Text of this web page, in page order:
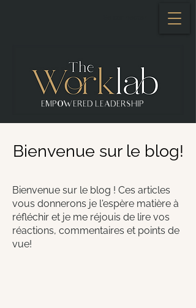
EMPOWERED LEADERSHIP
Bienvenue sur le blog!
Bienvenue sur le blog ! Ces articles
vous donnerons je l'espère matière à
réfléchir et je me réjouis de lire vos
réactions, commentaires et points de
vue!